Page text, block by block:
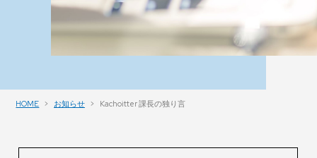
HOME お知らせ Kachoitter 課長の独り言